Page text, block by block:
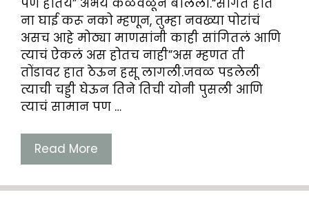
पण होतेय” अभय कळवळून बोलला.“सांगत होते
ना घाई करू नको म्हणून, तुम्हा नवख्या पोरांचं
असच आहे मोठ्या माणसांनी काही सांगितलं आणि
त्याचं ऐकलं अस होतच नाही”अस म्हणत ती
तोंडावर हात ठेऊन हसू लागली.जवळ पडलेली
त्याची चड्डी घेऊन तिने तिची योनी पुसली आणि
त्याचं सामान पण …
Read More